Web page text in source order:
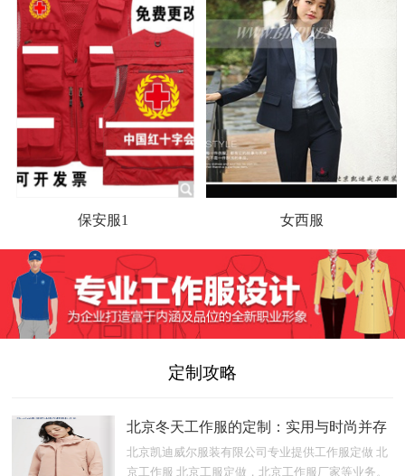
保安服1 女西服
定制攻略
北京冬天工作服的定制：实用与时尚并存
北京凯迪威尔服装有限公司专业提供工作服定做 北
京工作服 北京工服定做，北京工作服厂家等业务。